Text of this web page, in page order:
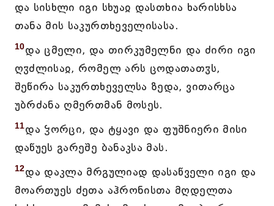
და სისხლი იგი სხუაჲ დასთხია ხარისხსა
თანა მის საკურთხეველისასა.
10და ცმელი, და თირკუმელნი და ძირი იგი
ღჳძლისაჲ, რომელ არს ცოდათათჳს,
შეწირა საკურთხეველსა ზედა, ვითარცა
უბრძანა ღმერთმან მოსეს.
11და ჴორცი, და ტყავი და ფუშნიერი მისი
დაწუეს გარეშე ბანაკსა მას.
12და დაკლა მრგულიად დასაწველი იგი და
მოართუეს ძეთა აჰრონისთა მღდელთა